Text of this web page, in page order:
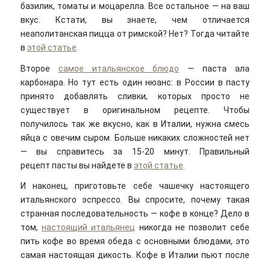
базилик, томаты и моцарелла. Все остальное — на ваш
вкус. Кстати, вы знаете, чем отличается
неаполитанская пицца от римской? Нет? Тогда читайте
в этой статье
Второе самое итальянское блюдо — паста ала
карбонара. Но тут есть один нюанс: в России в пасту
принято добавлять сливки, которых просто не
существует в оригинальном рецепте. Чтобы
получилось так же вкусно, как в Италии, нужна смесь
яйца с овечим сыром. Больше никаких сложностей нет
— вы справитесь за 15-20 минут. Правильный
рецепт пасты вы найдете в этой статье
И наконец, приготовьте себе чашечку настоящего
итальянского эспрессо. Вы спросите, почему такая
странная последовательность — кофе в конце? Дело в
том, настоящий итальянец никогда не позволит себе
пить кофе во время обеда с основными блюдами, это
самая настоящая дикость. Кофе в Италии пьют после